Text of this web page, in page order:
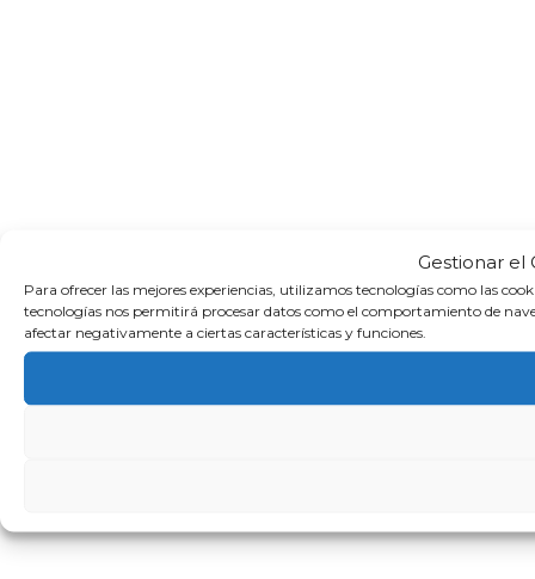
Gestionar el
Para ofrecer las mejores experiencias, utilizamos tecnologías como las
tecnologías nos permitirá procesar datos como el comportamiento de
afectar negativamente a ciertas características y funciones.